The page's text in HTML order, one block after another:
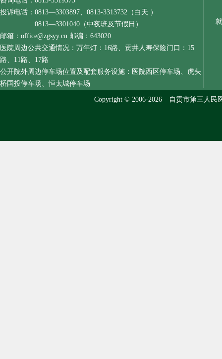
投诉电话：0813—3303897、0813-3313732（白天 ）
0813—3301040（中夜班及节假日）
邮箱：office@zgsyy.cn 邮编：643020
医院周边公共交通情况：万年灯：16路、贡井人寿保险门口：15
路、11路、17路
公开院外周边停车场位置及配套服务设施：医院西区停车场、虎头
桥国投停车场、恒太城停车场
Copyright © 2006-2026 自贡市第三人